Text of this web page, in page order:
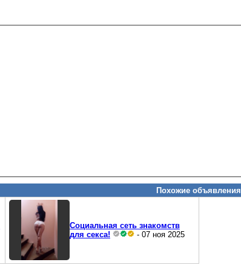
Похожие объявления
Социальная сеть знакомств
для секса!
- 07 ноя 2025